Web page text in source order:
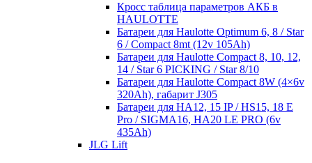
Кросc таблица параметров АКБ в
HAULOTTE
Батареи для Haulotte Optimum 6, 8 / Star
6 / Compact 8mt (12v 105Ah)
Батареи для Haulotte Compact 8, 10, 12,
14 / Star 6 PICKING / Star 8/10
Батареи для Haulotte Compact 8W (4×6v
320Ah), габарит J305
Батареи для HA12, 15 IP / HS15, 18 E
Pro / SIGMA16, HA20 LE PRO (6v
435Ah)
JLG Lift